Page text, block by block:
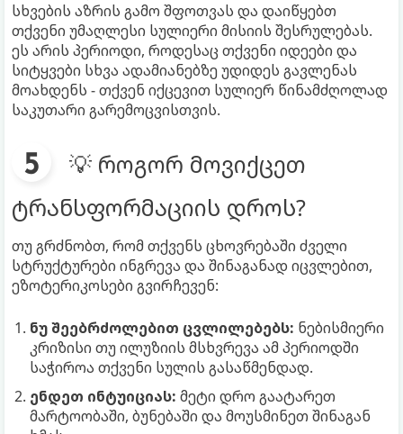
სხვების აზრის გამო შფოთვას და დაიწყებთ
თქვენი უმაღლესი სულიერი მისიის შესრულებას.
ეს არის პერიოდი, როდესაც თქვენი იდეები და
სიტყვები სხვა ადამიანებზე უდიდეს გავლენას
მოახდენს - თქვენ იქცევით სულიერ წინამძღოლად
საკუთარი გარემოცვისთვის.
💡 როგორ მოვიქცეთ
ტრანსფორმაციის დროს?
თუ გრძნობთ, რომ თქვენს ცხოვრებაში ძველი
სტრუქტურები ინგრევა და შინაგანად იცვლებით,
ეზოტერიკოსები გვირჩევენ:
ნუ შეებრძოლებით ცვლილებებს: ნებისმიერი
კრიზისი თუ ილუზიის მსხვრევა ამ პერიოდში
საჭიროა თქვენი სულის გასაწმენდად.
ენდეთ ინტუიციას: მეტი დრო გაატარეთ
მარტოობაში, ბუნებაში და მოუსმინეთ შინაგან